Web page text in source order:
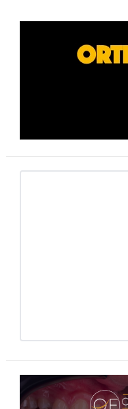
Barra
primaria